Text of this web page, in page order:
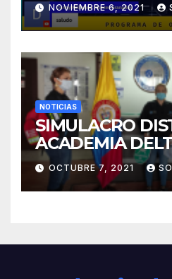
NOVIEMBRE 6, 2021
NOTICIAS
SIMULACRO
ACADEMIA
OCTUBRE 7, 2021